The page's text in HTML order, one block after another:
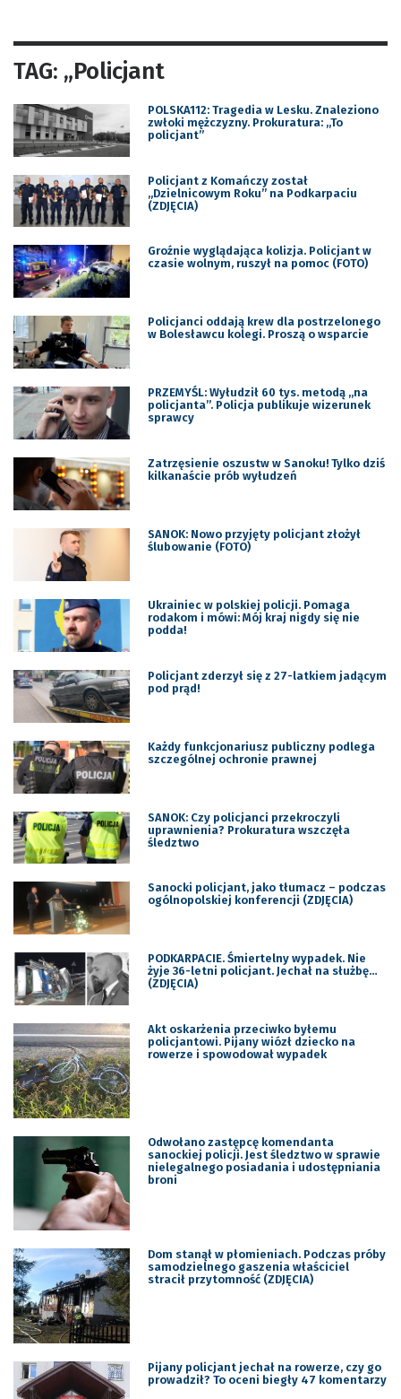
TAG: „Policjant
POLSKA112: Tragedia w Lesku. Znaleziono
zwłoki mężczyzny. Prokuratura: „To
policjant”
Policjant z Komańczy został
„Dzielnicowym Roku” na Podkarpaciu
(ZDJĘCIA)
Groźnie wyglądająca kolizja. Policjant w
czasie wolnym, ruszył na pomoc (FOTO)
Policjanci oddają krew dla postrzelonego
w Bolesławcu kolegi. Proszą o wsparcie
PRZEMYŚL: Wyłudził 60 tys. metodą ,,na
policjanta”. Policja publikuje wizerunek
sprawcy
Zatrzęsienie oszustw w Sanoku! Tylko dziś
kilkanaście prób wyłudzeń
SANOK: Nowo przyjęty policjant złożył
ślubowanie (FOTO)
Ukrainiec w polskiej policji. Pomaga
rodakom i mówi: Mój kraj nigdy się nie
podda!
Policjant zderzył się z 27-latkiem jadącym
pod prąd!
Każdy funkcjonariusz publiczny podlega
szczególnej ochronie prawnej
SANOK: Czy policjanci przekroczyli
uprawnienia? Prokuratura wszczęła
śledztwo
Sanocki policjant, jako tłumacz – podczas
ogólnopolskiej konferencji (ZDJĘCIA)
PODKARPACIE. Śmiertelny wypadek. Nie
żyje 36-letni policjant. Jechał na służbę…
(ZDJĘCIA)
Akt oskarżenia przeciwko byłemu
policjantowi. Pijany wiózł dziecko na
rowerze i spowodował wypadek
Odwołano zastępcę komendanta
sanockiej policji. Jest śledztwo w sprawie
nielegalnego posiadania i udostępniania
broni
Dom stanął w płomieniach. Podczas próby
samodzielnego gaszenia właściciel
stracił przytomność (ZDJĘCIA)
Pijany policjant jechał na rowerze, czy go
prowadził? To oceni biegły 47 komentarzy